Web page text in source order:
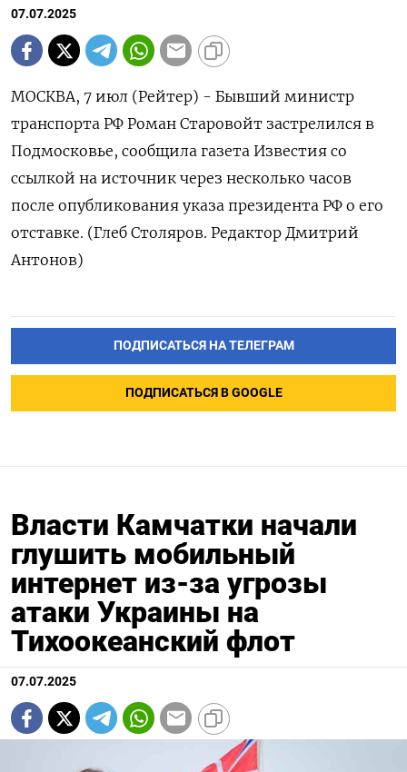
07.07.2025
МОСКВА, 7 июл (Рейтер) - Бывший министр
транспорта РФ Роман Старовойт застрелился в
Подмосковье, сообщила газета Известия со
ссылкой на источник через несколько часов
после опубликования указа президента РФ о его
отставке. (Глеб Столяров. Редактор Дмитрий
Антонов)
ПОДПИСАТЬСЯ НА ТЕЛЕГРАМ
ПОДПИСАТЬСЯ В GOOGLE
Власти Камчатки начали
глушить мобильный
интернет из-за угрозы
атаки Украины на
Тихоокеанский флот
07.07.2025